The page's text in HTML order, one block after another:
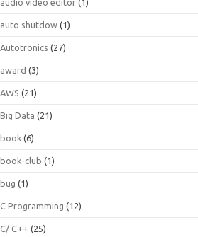
audio video editor (1)
auto shutdow (1)
Autotronics (27)
award (3)
AWS (21)
Big Data (21)
book (6)
book-club (1)
bug (1)
C Programming (12)
C/ C++ (25)